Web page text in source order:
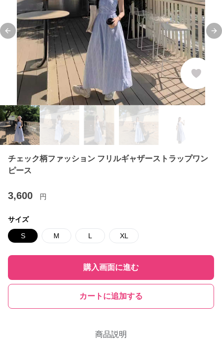
Previous slide
チェック柄ファッション フリルギャザーストラップワン
ピース
3,600 円
サイズ
S M L XL
購入画面に進む
カートに追加する
商品説明